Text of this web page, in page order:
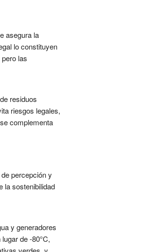
asegura la
lo constituyen
las
residuos
riesgos legales,
complementa
percepción y
la sostenibilidad
y generadores
de -80°C,